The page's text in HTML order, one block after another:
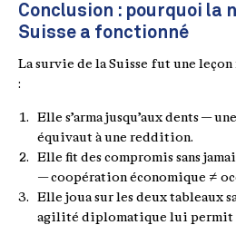
Conclusion : pourquoi la
Suisse a fonctionné
La survie de la Suisse fut une
:
Elle s’arma jusqu’aux dents —
équivaut à une reddition.
Elle fit des compromis sans
— coopération économique ≠
Elle joua sur les deux tableaux
agilité diplomatique lui permit